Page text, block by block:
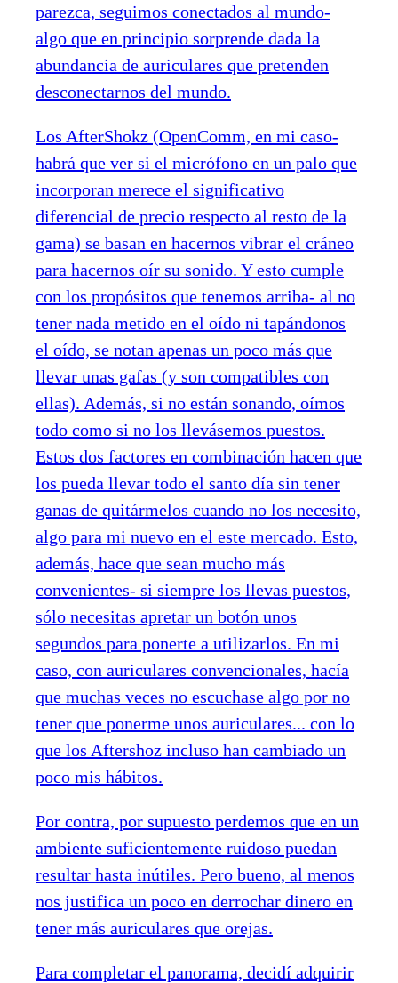
parezca, seguimos conectados al mundo-
algo que en principio sorprende dada la
abundancia de auriculares que pretenden
desconectarnos del mundo.
Los AfterShokz (OpenComm, en mi caso-
habrá que ver si el micrófono en un palo que
incorporan merece el significativo
diferencial de precio respecto al resto de la
gama) se basan en hacernos vibrar el cráneo
para hacernos oír su sonido. Y esto cumple
con los propósitos que tenemos arriba- al no
tener nada metido en el oído ni tapándonos
el oído, se notan apenas un poco más que
llevar unas gafas (y son compatibles con
ellas). Además, si no están sonando, oímos
todo como si no los llevásemos puestos.
Estos dos factores en combinación hacen que
los pueda llevar todo el santo día sin tener
ganas de quitármelos cuando no los necesito,
algo para mi nuevo en el este mercado. Esto,
además, hace que sean mucho más
convenientes- si siempre los llevas puestos,
sólo necesitas apretar un botón unos
segundos para ponerte a utilizarlos. En mi
caso, con auriculares convencionales, hacía
que muchas veces no escuchase algo por no
tener que ponerme unos auriculares... con lo
que los Aftershoz incluso han cambiado un
poco mis hábitos.
Por contra, por supuesto perdemos que en un
ambiente suficientemente ruidoso puedan
resultar hasta inútiles. Pero bueno, al menos
nos justifica un poco en derrochar dinero en
tener más auriculares que orejas.
Para completar el panorama, decidí adquirir